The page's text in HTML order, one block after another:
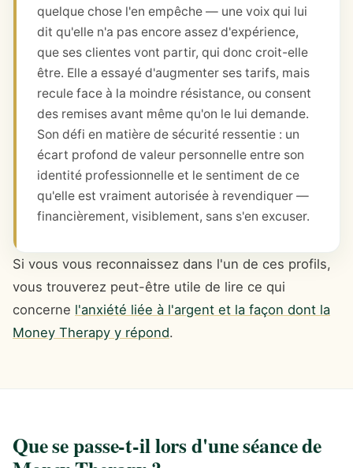
quelque chose l'en empêche — une voix qui lui
dit qu'elle n'a pas encore assez d'expérience,
que ses clientes vont partir, qui donc croit-elle
être. Elle a essayé d'augmenter ses tarifs, mais
recule face à la moindre résistance, ou consent
des remises avant même qu'on le lui demande.
Son défi en matière de sécurité ressentie : un
écart profond de valeur personnelle entre son
identité professionnelle et le sentiment de ce
qu'elle est vraiment autorisée à revendiquer —
financièrement, visiblement, sans s'en excuser.
Si vous vous reconnaissez dans l'un de ces profils,
vous trouverez peut-être utile de lire ce qui
concerne l'anxiété liée à l'argent et la façon dont la
Money Therapy y répond.
Que se passe-t-il lors d'une séance de